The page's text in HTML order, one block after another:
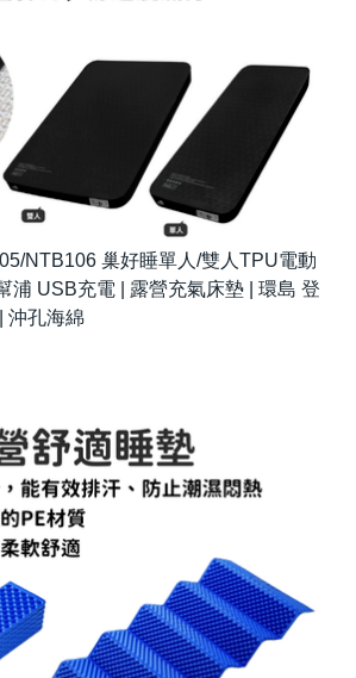
NTB106 巢好睡單人/雙人TPU電動
浦 USB充電 | 露營充氣床墊 | 環島 登
沖孔海綿